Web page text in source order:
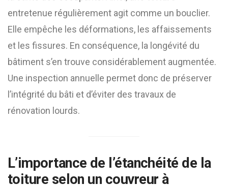
entretenue régulièrement agit comme un bouclier.
Elle empêche les déformations, les affaissements
et les fissures. En conséquence, la longévité du
bâtiment s’en trouve considérablement augmentée.
Une inspection annuelle permet donc de préserver
l’intégrité du bâti et d’éviter des travaux de
rénovation lourds.
L’importance de l’étanchéité de la
toiture selon un couvreur à